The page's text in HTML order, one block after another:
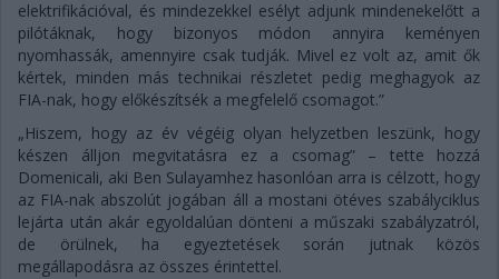
elektrifikációval, és mindezekkel esélyt adjunk mindenekelőtt a
pilótáknak, hogy bizonyos módon annyira keményen
nyomhassák, amennyire csak tudják. Mivel ez volt az, amit ők
kértek, minden más technikai részletet pedig meghagyok az
FIA-nak, hogy előkészítsék a megfelelő csomagot.”
„Hiszem, hogy az év végéig olyan helyzetben leszünk, hogy
készen álljon megvitatásra ez a csomag” – tette hozzá
Domenicali, aki Ben Sulayamhez hasonlóan arra is célzott, hogy
az FIA-nak abszolút jogában áll a mostani ötéves szabályciklus
lejárta után akár egyoldalúan dönteni a műszaki szabályzatról,
de örülnek, ha egyeztetések során jutnak közös
megállapodásra az összes érintettel.